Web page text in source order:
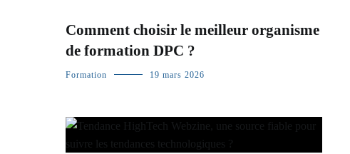
Comment choisir le meilleur organisme
de formation DPC ?
Formation 19 mars 2026